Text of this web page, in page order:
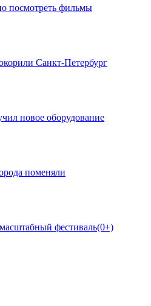
посмотреть фильмы
Санкт-Петербург
новое оборудование
поменяли
фестиваль(0+)